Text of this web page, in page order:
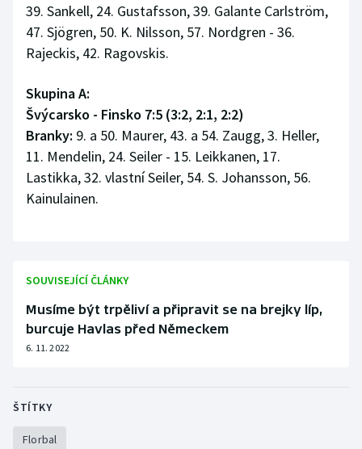
39. Sankell, 24. Gustafsson, 39. Galante Carlström,
47. Sjögren, 50. K. Nilsson, 57. Nordgren - 36.
Rajeckis, 42. Ragovskis.
Skupina A:
Švýcarsko - Finsko 7:5 (3:2, 2:1, 2:2)
Branky: 9. a 50. Maurer, 43. a 54. Zaugg, 3. Heller,
11. Mendelin, 24. Seiler - 15. Leikkanen, 17.
Lastikka, 32. vlastní Seiler, 54. S. Johansson, 56.
Kainulainen.
SOUVISEJÍCÍ ČLÁNKY
Musíme být trpěliví a připravit se na brejky líp,
burcuje Havlas před Německem
6. 11. 2022
ŠTÍTKY
Florbal